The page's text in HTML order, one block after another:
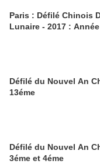
Paris : Défilé Chinois
Lunaire - 2017 :
Défilé du Nouvel An
13éme
Défilé du Nouvel An
3éme et 4éme